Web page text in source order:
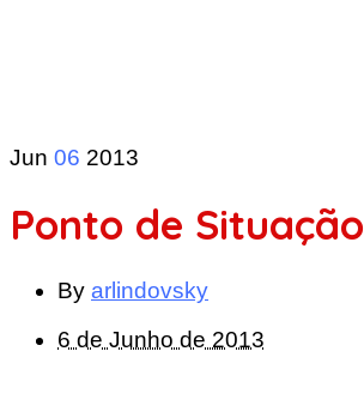
Jun 06 2013
Ponto de Situação
By arlindovsky
6 de Junho de 2013